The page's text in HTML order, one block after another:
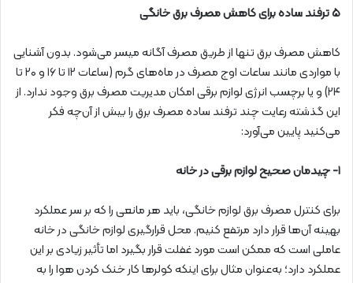
۵ ترفند ساده برای کاهش مصرف برق خانگی
کاهش مصرف برق تنها از طریق مصرف آگانه میسر می‌شود. بدون آشنایی
با مواردی مانند ساعات اوج مصرف در ماه‌های گرم (ساعات ۱۲ تا ۱۶ و ۲۰ تا
۲۴) و یا برچسب انرژی لوازم برقی امکان مدیریت مصرف برق وجود ندارد. از
این گذشته رعایت چند ترفند ساده مصرف برق را بیش از آن‌چه فکر
می‌کنید پایین می‌آورد:
۱- چیدمان صحیح لوازم برقی در خانه
برای کنترل مصرف برق لوازم خانگی، باید هر مانعی را که بر سر عملکرد
بهینه آن‌ها قرار دارد مرتفع کنیم. محل قرارگیری لوازم خانگی در خانه
عاملی است که ممکن است مورد غفلت قرار بگیرد اما تأثیر زیادی بر این
عملکرد دارد؛ به‌عنوان مثال برای اینکه کولرها کار خنک کردن هوا را به